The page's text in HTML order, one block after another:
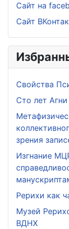
Сайт на
Сайт
Свойства
Сто лет
зрения
Изгнание
Рерихи как
Музей
ВДНХ